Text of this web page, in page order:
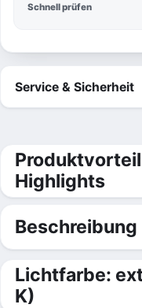
Schnell prüfen
Service & Sicherheit
Highlights
Beschreibung
Lichtfarbe:
K)